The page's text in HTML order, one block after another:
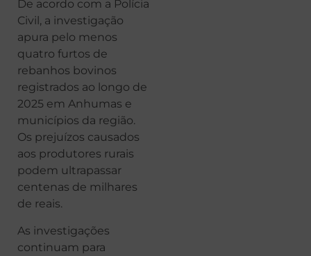
De acordo com a Polícia
Civil, a investigação
apura pelo menos
quatro furtos de
rebanhos bovinos
registrados ao longo de
2025 em Anhumas e
municípios da região.
Os prejuízos causados
aos produtores rurais
podem ultrapassar
centenas de milhares
de reais.
As investigações
continuam para